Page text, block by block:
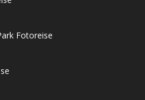
Fotoreise